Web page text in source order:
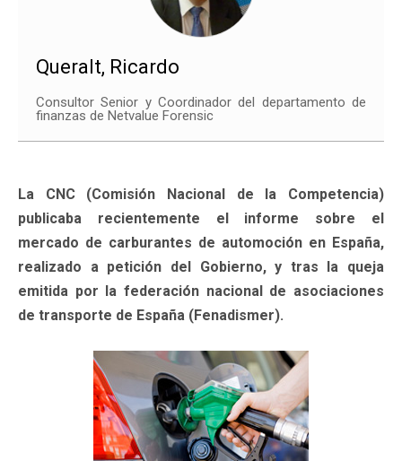
Queralt, Ricardo
Consultor Senior y Coordinador del departamento de
finanzas de Netvalue Forensic
La CNC (Comisión Nacional de la Competencia)
publicaba recientemente el informe sobre el
mercado de carburantes de automoción en España,
realizado a petición del Gobierno, y tras la queja
emitida por la federación nacional de asociaciones
de transporte de España (Fenadismer).